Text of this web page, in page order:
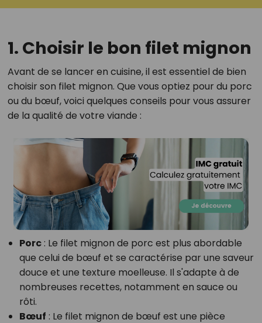
1. Choisir le bon filet mignon
Avant de se lancer en cuisine, il est essentiel de bien
choisir son filet mignon. Que vous optiez pour du porc
ou du bœuf, voici quelques conseils pour vous assurer
de la qualité de votre viande :
Porc: Le filet mignon de porc est plus abordable
que celui de bœuf et se caractérise par une saveur
douce et une texture moelleuse. Il s'adapte à de
nombreuses recettes, notamment en sauce ou
rôti.
Bœuf : Le filet mignon de bœuf est une pièce